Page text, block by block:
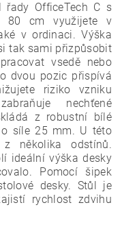
řady OfficeTech C s
80 cm využijete v
v ordinaci. Výška
tak sami přizpůsobit
vsedě nebo
dvou pozic přispívá
riziko vzniku
nechťené
z robustní bílé
o síle 25 mm. U této
několika odstínů.
ideální výška desky
Pomocí šipek
desky. Stůl je
rychlost zdvihu